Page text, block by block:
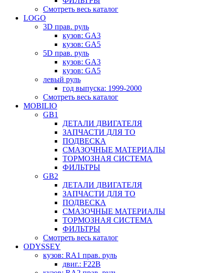
Смотреть весь каталог
LOGO
3D прав. руль
кузов: GA3
кузов: GA5
5D прав. руль
кузов: GA3
кузов: GA5
левый руль
год выпуска: 1999-2000
Смотреть весь каталог
MOBILIO
GB1
ДЕТАЛИ ДВИГАТЕЛЯ
ЗАПЧАСТИ ДЛЯ ТО
ПОДВЕСКА
СМАЗОЧНЫЕ МАТЕРИАЛЫ
ТОРМОЗНАЯ СИСТЕМА
ФИЛЬТРЫ
GB2
ДЕТАЛИ ДВИГАТЕЛЯ
ЗАПЧАСТИ ДЛЯ ТО
ПОДВЕСКА
СМАЗОЧНЫЕ МАТЕРИАЛЫ
ТОРМОЗНАЯ СИСТЕМА
ФИЛЬТРЫ
Смотреть весь каталог
ODYSSEY
кузов: RA1 прав. руль
двиг.: F22B